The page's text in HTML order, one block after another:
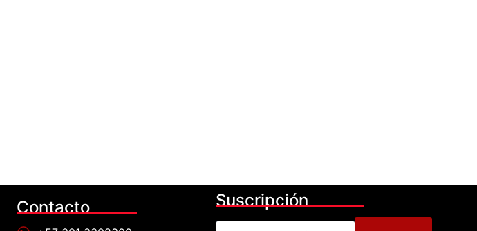
Contacto Suscripción